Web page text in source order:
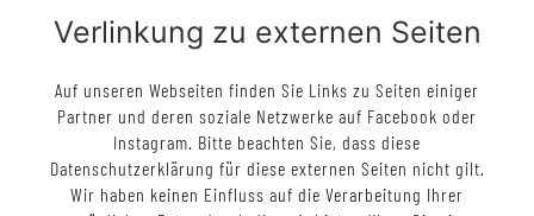
Verlinkung zu externen Seiten
Auf unseren Webseiten finden Sie Links zu Seiten einiger
Partner und deren soziale Netzwerke auf Facebook oder
Instagram. Bitte beachten Sie, dass diese
Datenschutzerklärung für diese externen Seiten nicht gilt.
Wir haben keinen Einfluss auf die Verarbeitung Ihrer